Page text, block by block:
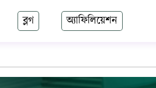
ব্লগ অ্যাফিলিয়েশন